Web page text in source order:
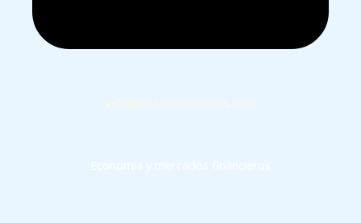
info@meteoeconomics.com